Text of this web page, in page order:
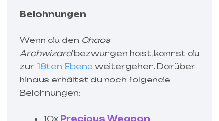
Belohnungen
Wenn du den Chaos
Archwizardbezwungen hast, kannst du
zur 18ten Ebene weitergehen. Darüber
hinaus erhältst du noch folgende
Belohnungen:
10x Precious Weapon